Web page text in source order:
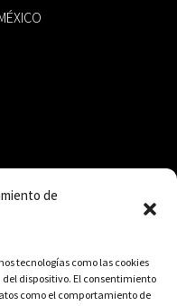
de
tecnologías como las cookies
dispositivo. El consentimiento
como el comportamiento de